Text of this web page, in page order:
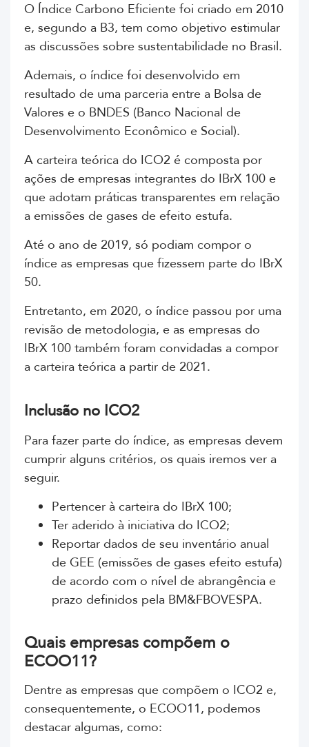
O Índice Carbono Eficiente foi criado em 2010
e, segundo a B3, tem como objetivo estimular
as discussões sobre sustentabilidade no Brasil.
Ademais, o índice foi desenvolvido em
resultado de uma parceria entre a Bolsa de
Valores e o BNDES (Banco Nacional de
Desenvolvimento Econômico e Social).
A carteira teórica do ICO2 é composta por
ações de empresas integrantes do IBrX 100 e
que adotam práticas transparentes em relação
a emissões de gases de efeito estufa.
Até o ano de 2019, só podiam compor o
índice as empresas que fizessem parte do IBrX
50.
Entretanto, em 2020, o índice passou por uma
revisão de metodologia, e as empresas do
IBrX 100 também foram convidadas a compor
a carteira teórica a partir de 2021.
Inclusão no ICO2
Para fazer parte do índice, as empresas devem
cumprir alguns critérios, os quais iremos ver a
seguir.
Pertencer à carteira do IBrX 100;
Ter aderido à iniciativa do ICO2;
Reportar dados de seu inventário anual
de GEE (emissões de gases efeito estufa)
de acordo com o nível de abrangência e
prazo definidos pela BM&FBOVESPA.
Quais empresas compõem o
ECOO11?
Dentre as empresas que compõem o ICO2 e,
consequentemente, o ECOO11, podemos
destacar algumas, como: